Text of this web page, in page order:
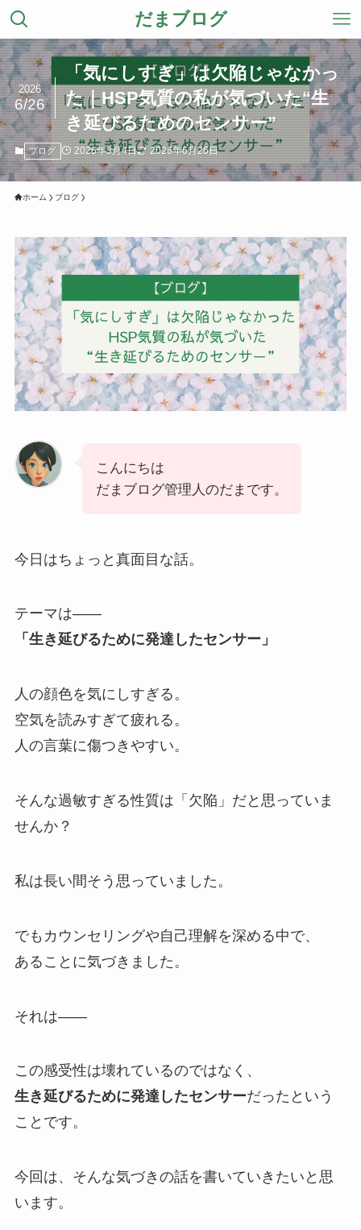
だまブログ
「気にしすぎ」は欠陥じゃなかっ
た｜HSP気質の私が気づいた“生
き延びるためのセンサー”
2026
6/26
ブログ 2026年3月4日 2026年6月26日
ホーム ブログ
こんにちは
だまブログ管理人のだまです。
今日はちょっと真面目な話。
テーマは――
「生き延びるために発達したセンサー」
人の顔色を気にしすぎる。
空気を読みすぎて疲れる。
人の言葉に傷つきやすい。
そんな過敏すぎる性質は「欠陥」だと思っていま
せんか？
私は長い間そう思っていました。
でもカウンセリングや自己理解を深める中で、
あることに気づきました。
それは――
この感受性は壊れているのではなく、
生き延びるために発達したセンサーだったという
ことです。
今回は、そんな気づきの話を書いていきたいと思
います。